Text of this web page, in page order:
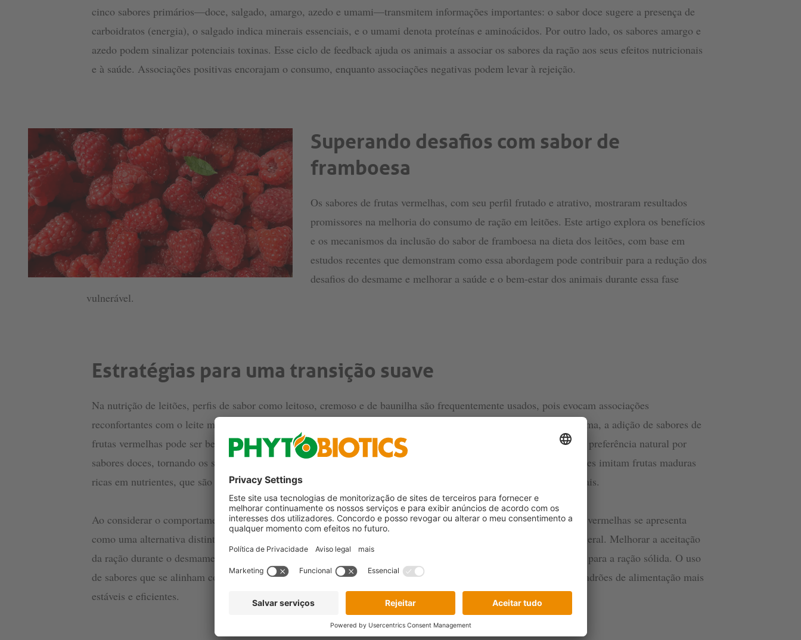
cinco sabores primários—doce, salgado, amargo, azedo e umami—transmitem informações importantes: o sabor doce sugere a presença de
carboidratos (energia), o salgado indica minerais essenciais, e o umami denota proteínas e aminoácidos. Por outro lado, os sabores amargo e
azedo podem sinalizar potenciais toxinas. Esse ciclo de feedback ajuda os animais a associar os sabores da ração aos seus efeitos nutricionais
e à saúde. Associações positivas encorajam o consumo, enquanto associações negativas podem levar à rejeição.
Superando desafios com sabor de
framboesa
Os sabores de frutas vermelhas, com seu perfil frutado e atrativo, mostraram resultados
promissores na melhoria do consumo de ração em leitões. Este artigo explora os benefícios
e os mecanismos da inclusão do sabor de framboesa na dieta dos leitões, com base em
estudos recentes que demonstram como essa abordagem pode contribuir para a redução dos
desafios do desmame e melhorar a saúde e o bem-estar dos animais durante essa fase
vulnerável.
Estratégias para uma transição suave
Na nutrição de leitões, perfis de sabor como leitoso, cremoso e de baunilha são frequentemente usados, pois evocam associações
reconfortantes com o leite materno, ajudando a estabilizar o consumo de ração durante o desmame. Da mesma forma, a adição de sabores de
frutas vermelhas pode ser benéfica para melhorar o desempenho e o bem-estar dos leitões. Esses animais têm uma preferência natural por
sabores doces, tornando os sabores de frutas vermelhas—doces e frutados—intrinsecamente atraentes. Esses sabores imitam frutas maduras
ricas em nutrientes, que são apetitivas para os leitões e associadas ao fornecimento de energia e nutrientes essenciais.
Ao considerar o comportamento instintivo e as necessidades nutricionais dos leitões, a adição de sabores de frutas vermelhas se apresenta
como uma alternativa distinta e atrativa, potencialmente aumentando a ingestão de ração e apoiando o bem-estar geral. Melhorar a aceitação
da ração durante o desmame é crucial, pois este período marca uma mudança significativa na dieta, da base láctea para a ração sólida. O uso
de sabores que se alinham com as preferências naturais dos leitões pode facilitar essa transição e contribuir para padrões de alimentação mais
estáveis e eficientes.